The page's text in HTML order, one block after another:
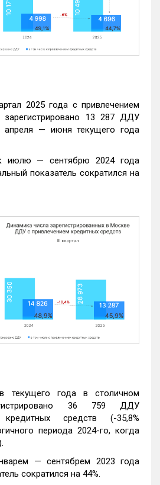
2025 года с привлечением
зарегистрировано 13 287 ДДУ
апреля — июня текущего года
июлю — сентябрю 2024 года
показатель сократился на
текущего года в столичном
36 759 ДДУ
средств (-35,8%
периода 2024-го, когда
— сентябрем 2023 года
сократился на 44%.